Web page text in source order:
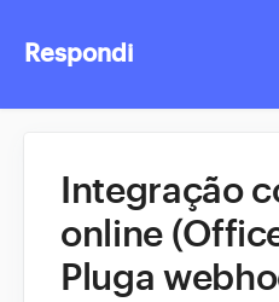
Respondi
Integração
online
Pluga